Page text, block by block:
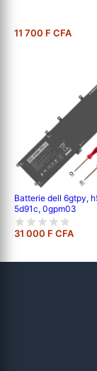
11 700 F CFA
Batterie dell 6gtpy,
5d91c, 0gpm03
31 000 F CFA